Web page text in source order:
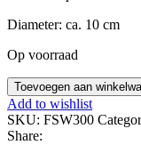
Diameter: ca. 10 cm
Op voorraad
Klankschaal
Boom
Des
Levens
Toevoegen aan
Add to wishlist
SKU: FSW300
Share: